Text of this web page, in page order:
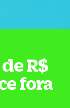
R$
fora